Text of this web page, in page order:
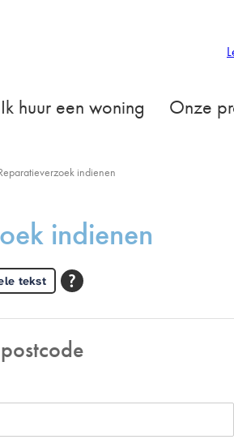
Ik huur een woning Onze
indienen
indienen
tekst